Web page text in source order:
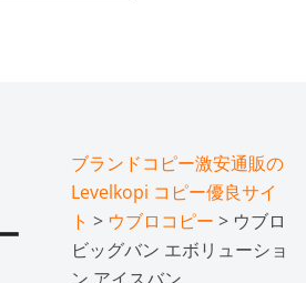
ブランドコピー激安通販の
Levelkopi コピー優良サイ
ト > ウブロコピー > ウブロ
ビッグバン エボリューショ